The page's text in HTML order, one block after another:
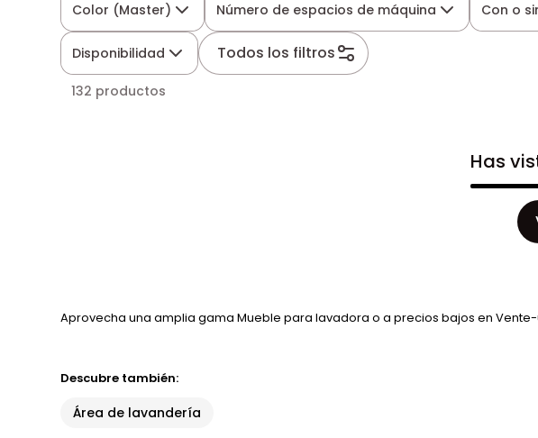
Color (Master) Número de espacios de máquina Con o
Disponibilidad Todos los filtros
132 productos
Has
Aprovecha una amplia gama Mueble para lavadora o a precios bajos en
Descubre también:
Área de lavandería